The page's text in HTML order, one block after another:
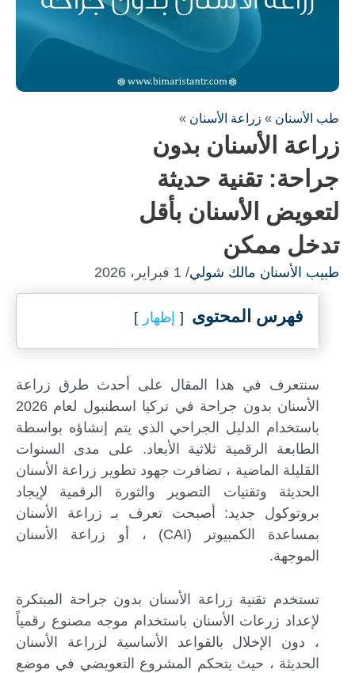
طب الأسنان » زراعة الأسنان »
زراعة الأسنان بدون
جراحة: تقنية حديثة
لتعويض الأسنان بأقل
تدخل ممكن
طبيب الأسنان مالك شولي/ 1 فبراير، 2026
فهرس المحتوى إظهار
سنتعرف في هذا المقال على أحدث طرق زراعة
الأسنان بدون جراحة في تركيا اسطنبول لعام 2026
باستخدام الدليل الجراحي الذي يتم إنشاؤه بواسطة
الطابعة الرقمية ثلاثية الأبعاد. على مدى السنوات
القليلة الماضية ، تضافرت جهود تطوير زراعة الأسنان
الحديثة وتقنيات التصوير والثورة الرقمية لإيجاد
بروتوكول جديد: أصبحت تعرف بـ زراعة الأسنان
بمساعدة الكمبيوتر (CAI) ، أو زراعة الأسنان
الموجهة.
تستخدم تقنية زراعة الأسنان بدون جراحة المبتكرة
لإعداد زرعات الأسنان باستخدام موجه مصنوع رقمياً
، دون الإخلال بالقواعد الأساسية لزراعة الأسنان
الحديثة ، حيث يتحكم المشروع التعويضي في موضع
املأ النموذج لاستشارة مجانية !
سنكون على اتصال معك في أسرع وقت ممكن
إرسال...